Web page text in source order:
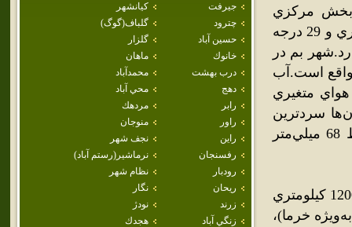
جيرفت
كيانشهر
چترود
گلباف(گوگ)
حسين آباد
گلزار
خانوك
ماهان
درب بهشت
محمدآباد
دهج
محي آباد
رابر
مردهك
راور
منوجان
راين
نجف شهر
رفسنجان
نرماشير(رستم آباد)
رودبار
نظام شهر
ريحان
نگار
زرند
نودژ
زنگي آباد
هجدك
بخش مرکزي
شهرستان بم قرار دارد.اين شهر در 58 درجه و 21 دقيقه درازاي خاوري و 29 درجه
قرار دارد.شهر بم در
واقع است.آب
متغيري
سردترين
نقطه کشور گزارش شده‌است.ميزان بارندگي سالانه بطور متوسط 68 ميلي‌متر
بم يکي از شهرهاي تاريخي استان کرمان است که به فاصله تقريبي 1200 کيلومتري
خرما)،